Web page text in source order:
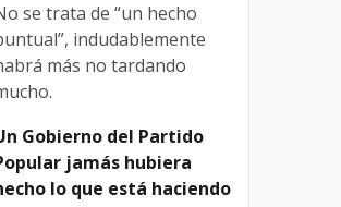
se trata de “un hecho
indudablemente
más no tardando
Gobierno del Partido
jamás hubiera
lo que está haciendo